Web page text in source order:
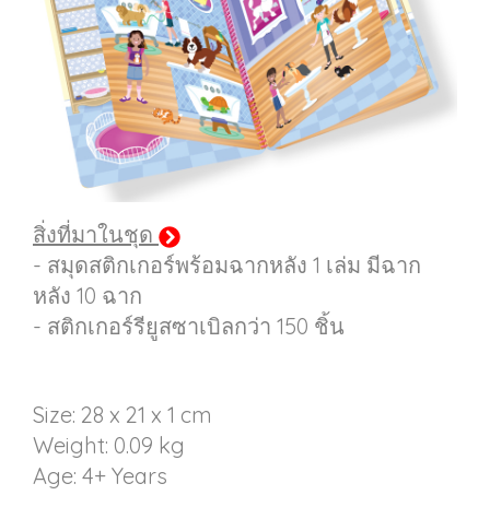
สิ่งที่มาในชุด
- สมุดสติกเกอร์พร้อมฉากหลัง 1 เล่ม มีฉาก
หลัง 10 ฉาก
- สติกเกอร์รียูสซาเบิลกว่า 150 ชิ้น
Size: 28 x 21 x 1 cm
Weight: 0.09 kg
Age: 4+ Years